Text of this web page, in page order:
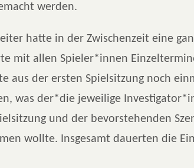
werden.
hatte in der Zwischenzeit eine
mit allen Spieler*innen
aus der ersten Spielsitzung noch
was der*die jeweilige
und der bevorstehenden
wollte. Insgesamt dauerten die